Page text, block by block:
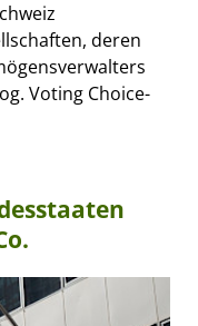
deren
Voting Choice-